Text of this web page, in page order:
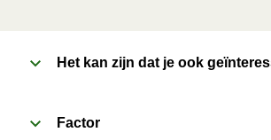
sleeve en prik enkele gaatjes in de
Het kan zijn dat je ook
Factor